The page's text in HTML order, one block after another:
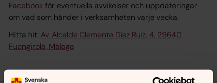
Facebook för eventuella avvikelser och uppdateringar
om vad som händer i verksamheten varje vecka.
Hitta hit: Av. Alcalde Clemente Díaz Ruiz, 4, 29640
Fuengirola, Málaga